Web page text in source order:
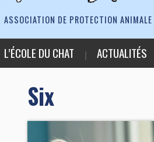
ASSOCIATION DE PROTECTION
L’ÉCOLE DU CHAT ACTUALITÉS
Six